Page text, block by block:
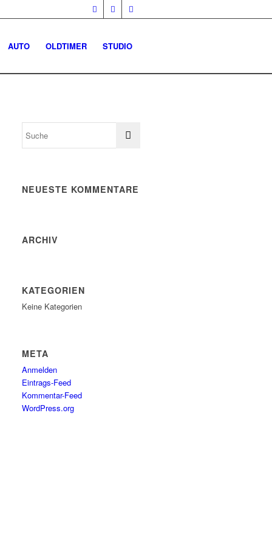
AUTO OLDTIMER STUDIO
NEUESTE KOMMENTARE
ARCHIV
KATEGORIEN
Keine Kategorien
META
Anmelden
Eintrags-Feed
Kommentar-Feed
WordPress.org